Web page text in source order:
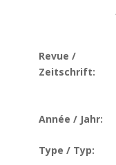
Revue /
Zeitschrift:
Année / Jahr:
Type / Typ: